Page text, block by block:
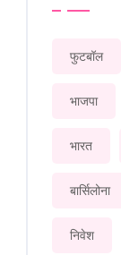
फुटबॉल
भाजपा
भारत
बार्सिलोना
निवेश